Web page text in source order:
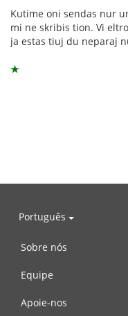
Kutime oni sendas nur
mi ne skribis tion. Vi
ja estas tiuj du neparaj
★
Português
Sobre nós
Equipe
Apoie-nos